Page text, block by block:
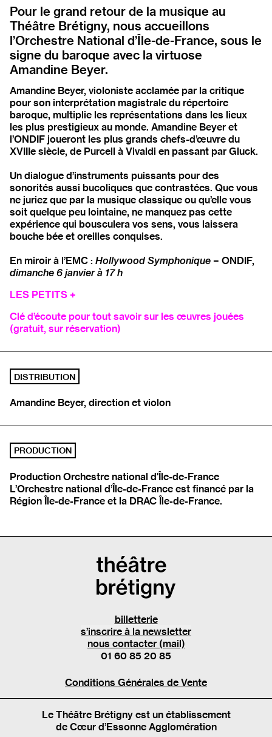
Pour le grand retour de la musique au
Théâtre Brétigny, nous accueillons
l’Orchestre National d’Île-de-France, sous le
signe du baroque avec la virtuose
Amandine Beyer.
Amandine Beyer, violoniste acclamée par la critique
pour son interprétation magistrale du répertoire
baroque, multiplie les représentations dans les lieux
les plus prestigieux au monde. Amandine Beyer et
l’ONDIF joueront les plus grands chefs-d’œuvre du
XVIIIe siècle, de Purcell à Vivaldi en passant par Gluck.
Un dialogue d’instruments puissants pour des
sonorités aussi bucoliques que contrastées. Que vous
ne juriez que par la musique classique ou qu’elle vous
soit quelque peu lointaine, ne manquez pas cette
expérience qui bousculera vos sens, vous laissera
bouche bée et oreilles conquises.
En miroir à l’EMC : Hollywood Symphonique − ONDIF,
dimanche 6 janvier à 17 h
LES PETITS +
Clé d’écoute pour tout savoir sur les œuvres jouées
(gratuit, sur réservation)
DISTRIBUTION
Amandine Beyer, direction et violon
PRODUCTION
Production Orchestre national d'Île-de-France
L’Orchestre national d’Île-de-France est financé par la
Région Île-de-France et la DRAC Île-de-France.
billetterie
s’inscrire à la newsletter
nous contacter (mail)
01 60 85 20 85
Conditions Générales de Vente
Le Théâtre Brétigny est un établissement
de Cœur d’Essonne Agglomération